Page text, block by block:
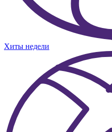
Хиты недели